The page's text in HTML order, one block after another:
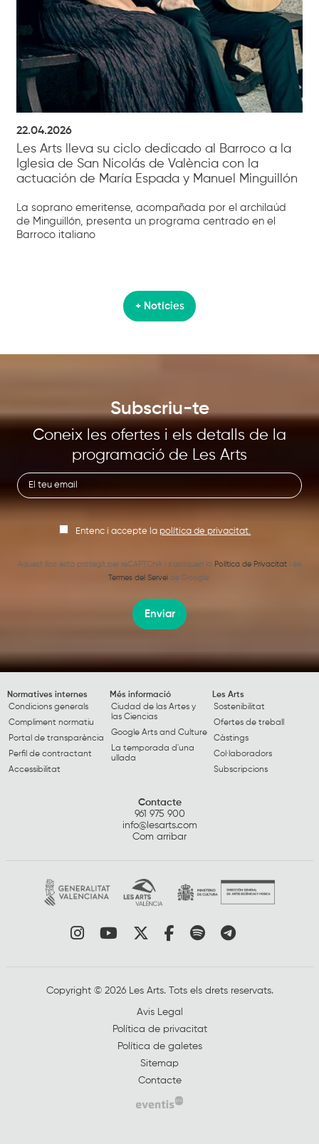
22.04.2026
Les Arts lleva su ciclo dedicado al Barroco a la
Iglesia de San Nicolás de València con la
actuación de María Espada y Manuel Minguillón
La soprano emeritense, acompañada por el archilaúd
de Minguillón, presenta un programa centrado en el
Barroco italiano
+ Notícies
Subscriu-te
Coneix les ofertes i els detalls de la
programació de Les Arts
Entenc i accepte la política de privacitat.
Aquest lloc està protegit per reCAPTCHA i s’apliquen la Política de Privacitati els
Termes del Servei de Google.
Enviar
Normatives internes
Condicions generals
Compliment normatiu
Portal de transparència
Perfil de contractant
Accessibilitat
Més informació
Ciudad de las Artes y
las Ciencias
Google Arts and Culture
La temporada d'una
ullada
Les Arts
Sostenibilitat
Ofertes de treball
Càstings
Col·laboradors
Subscripcions
Contacte
961 975 900
info@lesarts.com
Com arribar
Link a instagram
Link a youtube
Link a twitter
Link a facebook
Link a spotify
Link a
Copyright © 2026 Les Arts. Tots els drets reservats.
Avis Legal
Política de privacitat
Política de galetes
Sitemap
Contacte